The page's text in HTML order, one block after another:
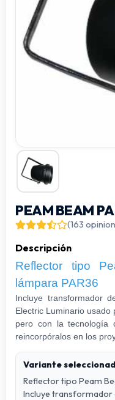
PEAM BEAM
(163
Descripción
Reflector tipo
lámpara PAR36
Incluye transformador
Electric Luminario
pero con la tecnología
reincorpóralos en los
Variante
Reflector tipo Peam
Incluye transformador